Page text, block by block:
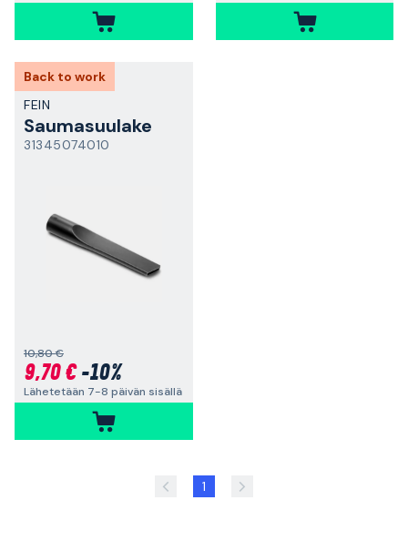
Back to work
FEIN
Saumasuulake
31345074010
10,80 €
9,70 €-10%
Lähetetään 7-8 päivän sisällä
1